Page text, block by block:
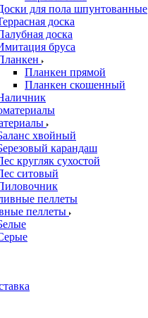
для пола шпунтованные
доска
доска
бруса
Планкен прямой
Планкен скошенный
хвойный
карандаш
кругляк сухостой
ситовый
пеллеты